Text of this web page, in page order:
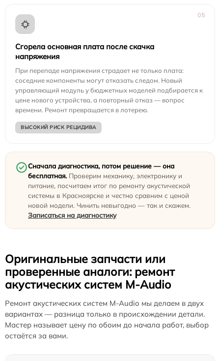
05
Сгорела основная плата после скачка
напряжения
При перепаде напряжения страдает не только плата:
соседние компоненты могут отказать следом. Новый
управляющий модуль у бюджетных моделей подбирается к
цене нового устройства, а повторный отказ — вопрос
времени. Ремонт превращается в лотерею.
ВЫСОКИЙ РИСК РЕЦИДИВА
Сначала диагностика, потом решение — она
бесплатная. Проверим механику, электронику и
питание, посчитаем итог по ремонту акустической
системы в Красноярске и честно сравним с ценой
новой модели. Чинить невыгодно — так и скажем.
Записаться на диагностику
Оригинальные запчасти или
проверенные аналоги: ремонт
акустических систем M-Audio
Ремонт акустических систем M-Audio мы делаем в двух
вариантах — разница только в происхождении детали.
Мастер называет цену по обоим до начала работ, выбор
остаётся за вами.